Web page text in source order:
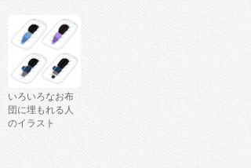
いろいろなお布
団に埋もれる人
のイラスト